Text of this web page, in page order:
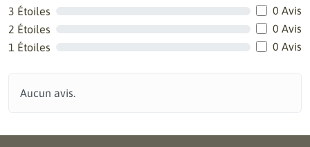
3 Étoiles
0 Avis
2 Étoiles
0 Avis
1 Étoiles
0 Avis
Aucun avis.